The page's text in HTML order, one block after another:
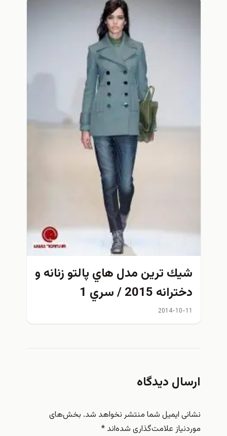
شيك ترين مدل هاي پالتو زنانه و
دخترانه 2015 / سري 1
2014-10-11
ارسال دیدگاه
نشانی ایمیل شما منتشر نخواهد شد. بخش‌های
موردنیاز علامت‌گذاری شده‌اند*